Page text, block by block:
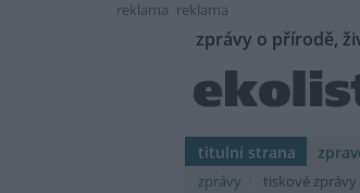
reklama reklama
zprávy o přírodě,
titulní strana
zprávy tiskové zprávy